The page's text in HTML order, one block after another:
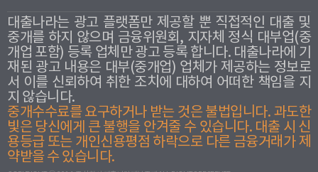
대출나라는 광고 플랫폼만 제공할 뿐 직접적인 대출 및
중개를 하지 않으며 금융위원회, 지자체 정식 대부업(중
개업 포함) 등록 업체만 광고 등록 합니다. 대출나라에 기
재된 광고 내용은 대부(중개업) 업체가 제공하는 정보로
서 이를 신뢰하여 취한 조치에 대하여 어떠한 책임을 지
지 않습니다.
중개수수료를 요구하거나 받는 것은 불법입니다. 과도한
빛은 당신에게 큰 불행을 안겨줄 수 있습니다. 대출 시 신
용등급 또는 개인신용평점 하락으로 다른 금융거래가 제
약받을 수 있습니다.